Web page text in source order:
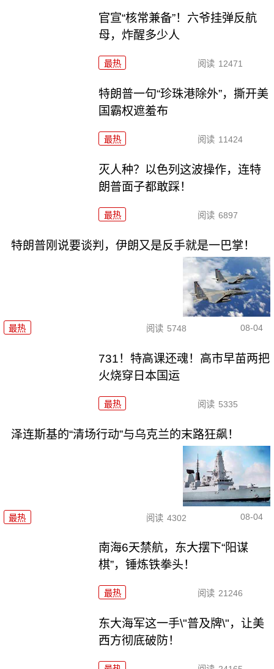
官宣“核常兼备”！六爷挂弹反航
母，炸醒多少人
最热 阅读 12471
特朗普一句“珍珠港除外”，撕开美
国霸权遮羞布
最热 阅读 11424
灭人种？以色列这波操作，连特
朗普面子都敢踩！
最热 阅读 6897
特朗普刚说要谈判，伊朗又是反手就是一巴掌！
最热 阅读 5748 08-04
731！特高课还魂！高市早苗两把
火烧穿日本国运
最热 阅读 5335
泽连斯基的“清场行动”与乌克兰的末路狂飙！
最热 阅读 4302 08-04
南海6天禁航，东大摆下“阳谋
棋”，锤炼铁拳头！
最热 阅读 21246
东大海军这一手\"普及牌\"，让美
西方彻底破防！